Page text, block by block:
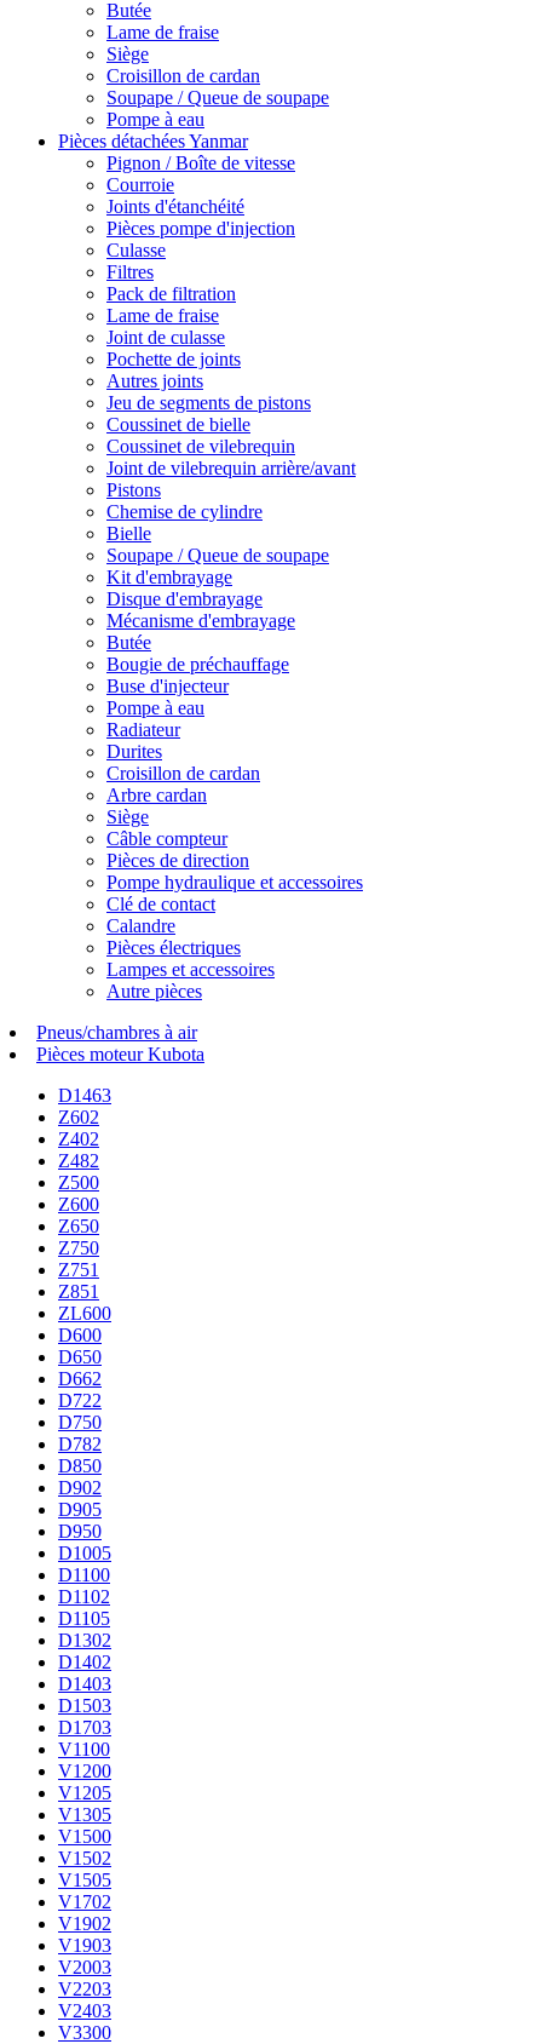
Butée
Lame de fraise
Siège
Croisillon de cardan
Soupape / Queue de soupape
Pompe à eau
Pièces détachées Yanmar
Pignon / Boîte de vitesse
Courroie
Joints d'étanchéité
Pièces pompe d'injection
Culasse
Filtres
Pack de filtration
Lame de fraise
Joint de culasse
Pochette de joints
Autres joints
Jeu de segments de pistons
Coussinet de bielle
Coussinet de vilebrequin
Joint de vilebrequin arrière/avant
Pistons
Chemise de cylindre
Bielle
Soupape / Queue de soupape
Kit d'embrayage
Disque d'embrayage
Mécanisme d'embrayage
Butée
Bougie de préchauffage
Buse d'injecteur
Pompe à eau
Radiateur
Durites
Croisillon de cardan
Arbre cardan
Siège
Câble compteur
Pièces de direction
Pompe hydraulique et accessoires
Clé de contact
Calandre
Pièces électriques
Lampes et accessoires
Autre pièces
Pneus/chambres à air
Pièces moteur Kubota
D1463
Z602
Z402
Z482
Z500
Z600
Z650
Z750
Z751
Z851
ZL600
D600
D650
D662
D722
D750
D782
D850
D902
D905
D950
D1005
D1100
D1102
D1105
D1302
D1402
D1403
D1503
D1703
V1100
V1200
V1205
V1305
V1500
V1502
V1505
V1702
V1902
V1903
V2003
V2203
V2403
V3300